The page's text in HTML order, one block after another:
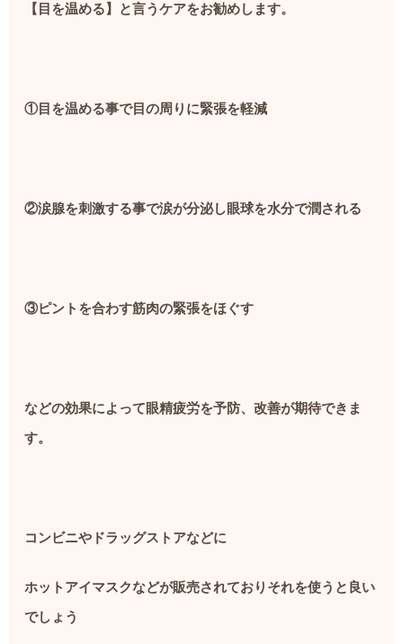
【目を温める】と言うケアをお勧めします。
①目を温める事で目の周りに緊張を軽減
②涙腺を刺激する事で涙が分泌し眼球を水分で潤される
③ピントを合わす筋肉の緊張をほぐす
などの効果によって眼精疲労を予防、改善が期待できま
す。
コンビニやドラッグストアなどに
ホットアイマスクなどが販売されておりそれを使うと良い
でしょう